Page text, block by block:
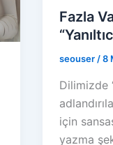
Fazla
seouser/8
Dilimizde
için
yazma